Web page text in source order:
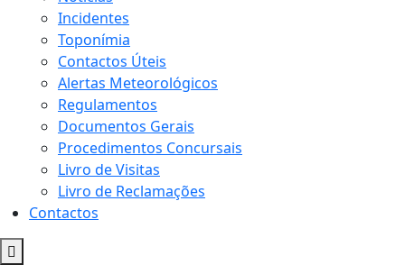
Incidentes
Toponímia
Contactos Úteis
Alertas Meteorológicos
Regulamentos
Documentos Gerais
Procedimentos Concursais
Livro de Visitas
Livro de Reclamações
Contactos